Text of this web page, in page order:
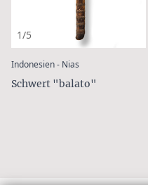
1/5
Indonesien - Nias
Schwert "balato"